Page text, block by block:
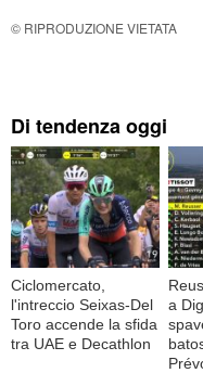
© RIPRODUZIONE VIETATA
Di tendenza oggi
Ciclomercato,
l'intreccio Seixas-Del
Toro accende la sfida
tra UAE e Decathlon
a